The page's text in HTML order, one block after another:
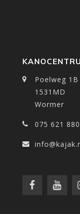
Poelweg 1B
1531MD
Wormer
075 621